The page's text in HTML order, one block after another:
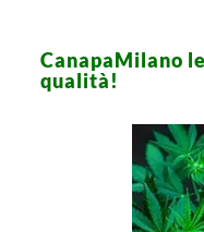
CanapaMilano
qualità!